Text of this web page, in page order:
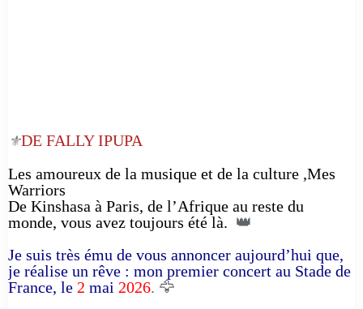
⚜️DE FALLY IPUPA
Les amoureux de la musique et de la culture ,Mes
Warriors
De Kinshasa à Paris, de l’Afrique au reste du
monde, vous avez toujours été là. 👑
Je suis très ému de vous annoncer aujourd’hui que,
je réalise un rêve : mon premier concert au Stade de
France, le 2 mai 2026. 🦅